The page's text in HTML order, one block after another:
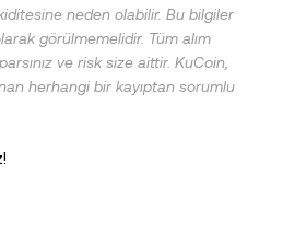
neden olabilir. Bu bilgiler
görülmemelidir. Tüm alım
ve risk size aittir. KuCoin,
herhangi bir kayıptan sorumlu